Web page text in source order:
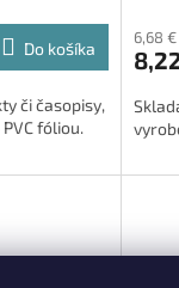
Do košíka
či časopisy,
fóliou.
6,68